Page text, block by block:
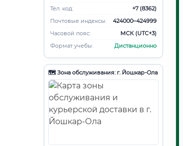
Тел. код:
+7 (8362)
Почтовые индексы:
424000–424999
Часовой пояс:
МСК (UTC+3)
Формат учебы:
Дистанционно
🗺️ Зона обслуживания: г. Йошкар-Ола